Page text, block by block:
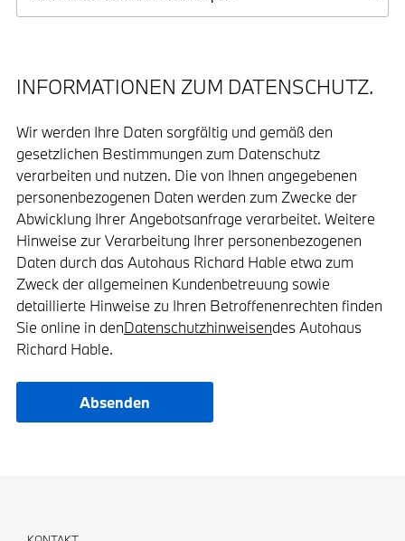
INFORMATIONEN ZUM DATENSCHUTZ.
Wir werden Ihre Daten sorgfältig und gemäß den
gesetzlichen Bestimmungen zum Datenschutz
verarbeiten und nutzen. Die von Ihnen angegebenen
personenbezogenen Daten werden zum Zwecke der
Abwicklung Ihrer Angebotsanfrage verarbeitet. Weitere
Hinweise zur Verarbeitung Ihrer personenbezogenen
Daten durch das Autohaus Richard Hable etwa zum
Zweck der allgemeinen Kundenbetreuung sowie
detaillierte Hinweise zu Ihren Betroffenenrechten finden
Sie online in denDatenschutzhinweisendes Autohaus
Richard Hable.
Absenden